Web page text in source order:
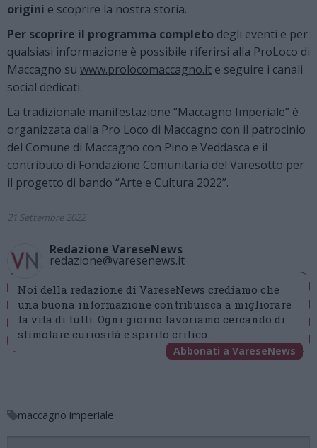
origini e scoprire la nostra storia.
Per scoprire il programma completo degli eventi e per
qualsiasi informazione è possibile riferirsi alla ProLoco di
Maccagno su www.prolocomaccagno.it e seguire i canali
social dedicati.
La tradizionale manifestazione “Maccagno Imperiale” è
organizzata dalla Pro Loco di Maccagno con il patrocinio
del Comune di Maccagno con Pino e Veddasca e il
contributo di Fondazione Comunitaria del Varesotto per
il progetto di bando “Arte e Cultura 2022”.
21 Settembre 2022
Redazione VareseNews
redazione@varesenews.it
Noi della redazione di VareseNews crediamo che
una buona informazione contribuisca a migliorare
la vita di tutti. Ogni giorno lavoriamo cercando di
stimolare curiosità e spirito critico.
Abbonati a VareseNews
maccagno imperiale